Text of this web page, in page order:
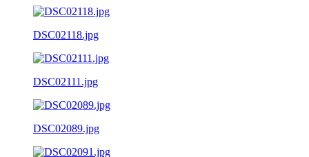
DSC02118.jpg
DSC02111.jpg
DSC02089.jpg